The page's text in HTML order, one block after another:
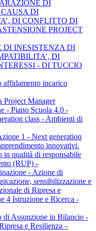
DI
DI
DI CONFLITTO DI
PROJECT
INESISTENZA DI
DI
- DI TUCCIO
incarico
Manager
- Piano Scuola 4.0 -
class - Ambienti di
1 - Next generation
innovativi.
qualità di responsabile
(RUP) -
- Azione di
sensibilizzazione e
di Ripresa e
4 Istruzione e Ricerca -
Assunzione in Bilancio -
e Resilienza –